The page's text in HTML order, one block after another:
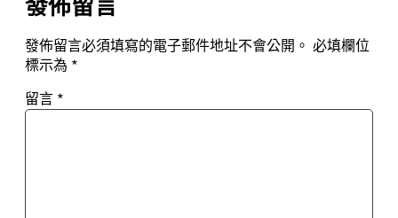
發佈留言
發佈留言必須填寫的電子郵件地址不會公開。 必填欄位
標示為 *
留言 *